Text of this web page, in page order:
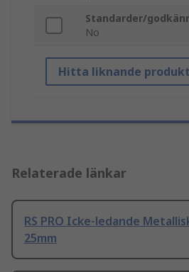
Standarder/
No
Hitta liknande
Relaterade länkar
RS PRO Icke-ledande
25mm